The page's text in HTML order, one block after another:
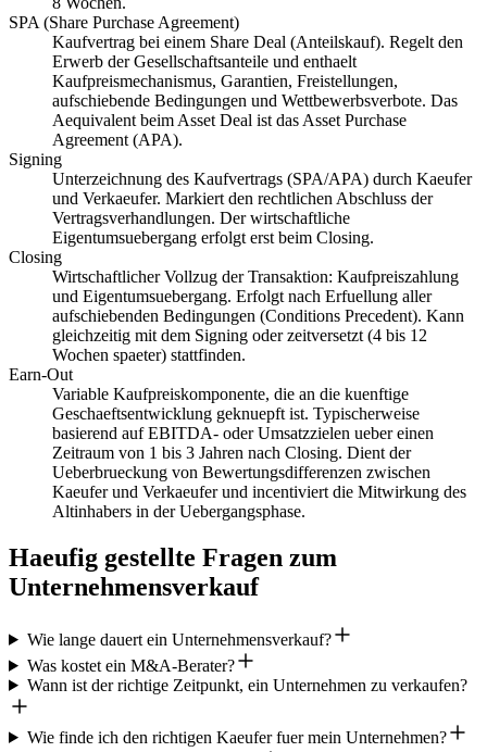
SPA (Share Purchase Agreement)
Kaufvertrag bei einem Share Deal (Anteilskauf). Regelt den
Erwerb der Gesellschaftsanteile und enthaelt
Kaufpreismechanismus, Garantien, Freistellungen,
aufschiebende Bedingungen und Wettbewerbsverbote. Das
Aequivalent beim Asset Deal ist das Asset Purchase
Agreement (APA).
Signing
Unterzeichnung des Kaufvertrags (SPA/APA) durch Kaeufer
und Verkaeufer. Markiert den rechtlichen Abschluss der
Vertragsverhandlungen. Der wirtschaftliche
Eigentumsuebergang erfolgt erst beim Closing.
Closing
Wirtschaftlicher Vollzug der Transaktion: Kaufpreiszahlung
und Eigentumsuebergang. Erfolgt nach Erfuellung aller
aufschiebenden Bedingungen (Conditions Precedent). Kann
gleichzeitig mit dem Signing oder zeitversetzt (4 bis 12
Wochen spaeter) stattfinden.
Earn-Out
Variable Kaufpreiskomponente, die an die kuenftige
Geschaeftsentwicklung geknuepft ist. Typischerweise
basierend auf EBITDA- oder Umsatzzielen ueber einen
Zeitraum von 1 bis 3 Jahren nach Closing. Dient der
Ueberbrueckung von Bewertungsdifferenzen zwischen
Kaeufer und Verkaeufer und incentiviert die Mitwirkung des
Altinhabers in der Uebergangsphase.
Haeufig gestellte Fragen zum
Unternehmensverkauf
Wie lange dauert ein Unternehmensverkauf?
Was kostet ein M&A-Berater?
Wann ist der richtige Zeitpunkt, ein Unternehmen zu verkaufen?
Wie finde ich den richtigen Kaeufer fuer mein Unternehmen?